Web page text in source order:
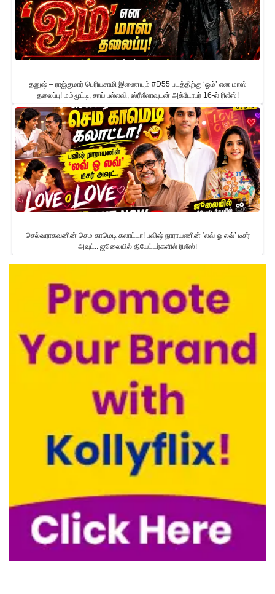
தனுஷ் – ராஜ்குமார் பெரியசாமி இணையும் #D55 படத்திற்கு ‘ஓம்’ என மாஸ்
தலைப்பு! மம்மூட்டி, சாய் பல்லவி, ஸ்ரீலீலாவுடன் அக்டோபர் 16-ல் ரிலீஸ்!
செல்வராகவனின் செம காமெடி கலாட்டா! பவிஷ் நாராயணின் ‘லவ் ஓ லவ்’ டீசர்
அவுட்.. ஜூலையில் தியேட்டர்களில் ரிலீஸ்!